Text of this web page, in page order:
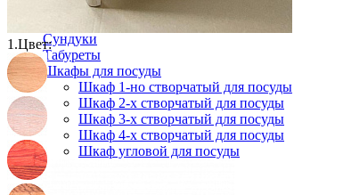
Стулья барные и столы барные
Сундуки
Табуреты
Шкафы для посуды
Шкаф 1-но створчатый для посуды
Шкаф 2-х створчатый для посуды
Шкаф 3-х створчатый для посуды
Шкаф 4-х створчатый для посуды
Шкаф угловой для посуды
1.Цвет: